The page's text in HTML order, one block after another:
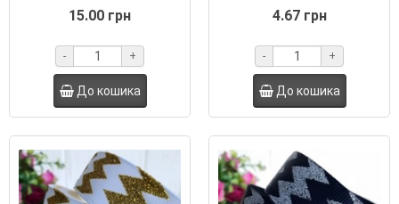
15.00 грн
- +
До кошика
4.67 грн
- +
До кошика